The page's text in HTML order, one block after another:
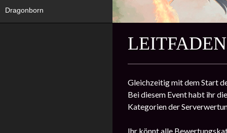
Gleichzeitig mit dem Start
Bei diesem Event habt ihr
Kategorien der
Ihr könnt alle
Dragonborn